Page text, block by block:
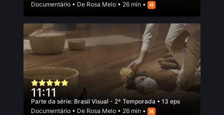
Documentário • De Rosa Melo • 26 min •
11:11
Parte da série: Brasil Visual - 2ª Temporada • 13 eps
Documentário • De Rosa Melo • 26 min •